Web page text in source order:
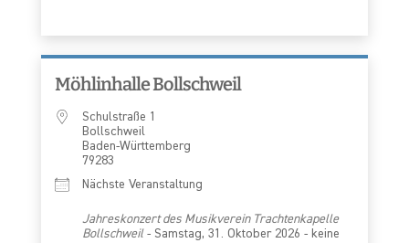
Möhlinhalle Bollschweil
Schulstraße 1
Bollschweil
Baden-Württemberg
79283
Nächste Veranstaltung
Jahreskonzert des Musikverein Trachtenkapelle
Bollschweil- Samstag, 31. Oktober 2026 - keine